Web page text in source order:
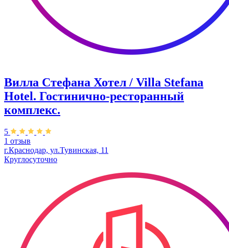
Вилла Стефана Хотел / Villa Stefana
Hotel. Гостинично-ресторанный
комплекс.
5
1 отзыв
г.Краснодар, ул.Тувинская, 11
Круглосуточно